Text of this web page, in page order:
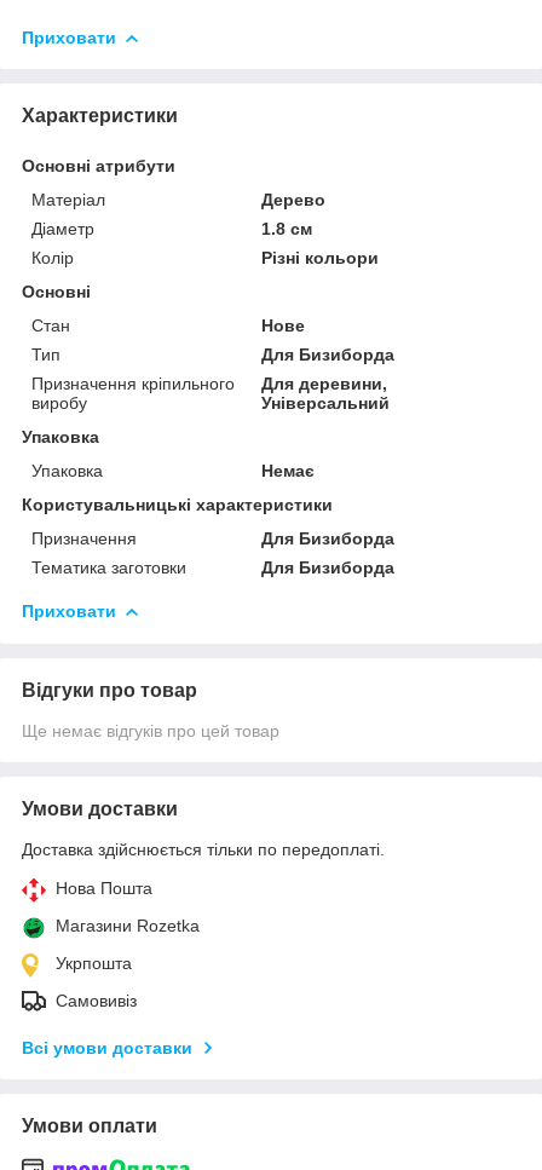
Приховати
Характеристики
Основні атрибути
Матеріал
Дерево
Діаметр
1.8 см
Колір
Різні кольори
Основні
Стан
Нове
Тип
Для Бизиборда
Призначення кріпильного
виробу
Для деревини,
Універсальний
Упаковка
Упаковка
Немає
Користувальницькі характеристики
Призначення
Для Бизиборда
Тематика заготовки
Для Бизиборда
Приховати
Відгуки про товар
Ще немає відгуків про цей товар
Умови доставки
Доставка здійснюється тільки по передоплаті.
Нова Пошта
Магазини Rozetka
Укрпошта
Самовивіз
Всі умови доставки
Умови оплати